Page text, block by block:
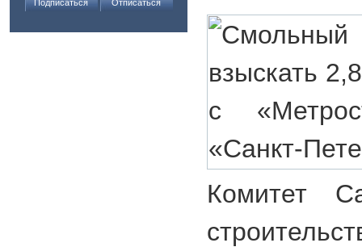
Комитет